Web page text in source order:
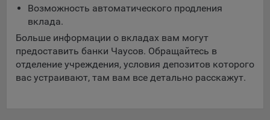
Возможность автоматического продления
вклада.
Больше информации о вкладах вам могут
предоставить банки Чаусов. Обращайтесь в
отделение учреждения, условия депозитов которого
вас устраивают, там вам все детально расскажут.